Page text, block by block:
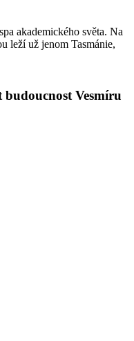
akademického světa. Na
leží už jenom Tasmánie,
Vesmíru